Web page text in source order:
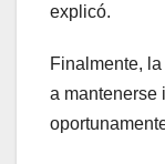
explicó.
Finalmente,
a mantenerse